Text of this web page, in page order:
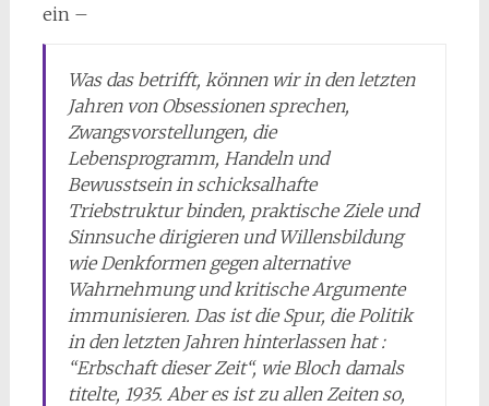
ein –
Was das betrifft, können wir in den letzten
Jahren von Obsessionen sprechen,
Zwangsvorstellungen, die
Lebensprogramm, Handeln und
Bewusstsein in schicksalhafte
Triebstruktur binden, praktische Ziele und
Sinnsuche dirigieren und Willensbildung
wie Denkformen gegen alternative
Wahrnehmung und kritische Argumente
immunisieren. Das ist die Spur, die Politik
in den letzten Jahren hinterlassen hat :
“Erbschaft dieser Zeit“, wie Bloch damals
titelte, 1935. Aber es ist zu allen Zeiten so,